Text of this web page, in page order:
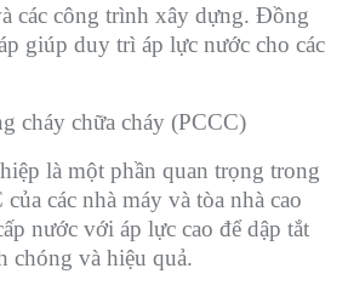
các công trình xây dựng. Đồng
giúp duy trì áp lực nước cho các
cháy chữa cháy (PCCC)
là một phần quan trọng trong
các nhà máy và tòa nhà cao
nước với áp lực cao để dập tắt
chóng và hiệu quả.